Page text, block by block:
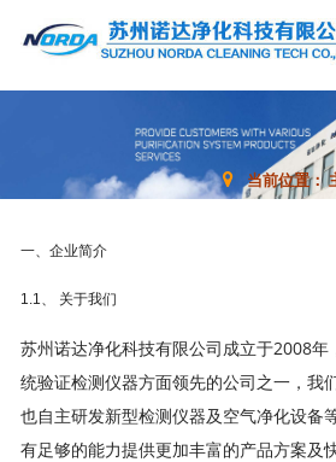
当前位置：
一、企业简介
1.1、 关于我们
苏州诺达净化科技有限公司成立于2008
统验证检测仪器方面领先的公司之一，我
也自主研发新型检测仪器及空气净化设备
有足够的能力提供更加丰富的产品方案及